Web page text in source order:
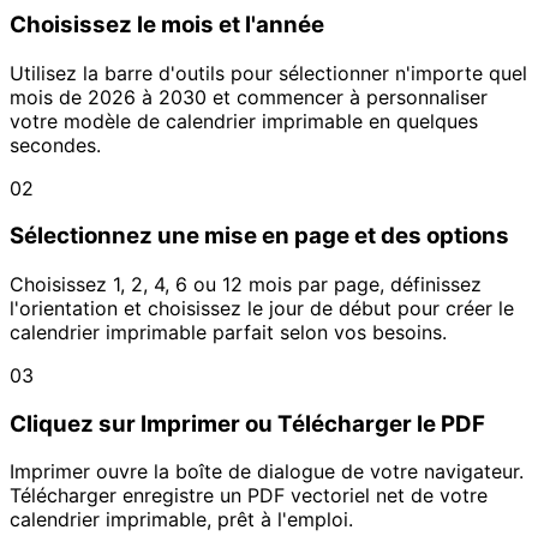
Choisissez le mois et l'année
Utilisez la barre d'outils pour sélectionner n'importe quel
mois de 2026 à 2030 et commencer à personnaliser
votre modèle de calendrier imprimable en quelques
secondes.
02
Sélectionnez une mise en page et des options
Choisissez 1, 2, 4, 6 ou 12 mois par page, définissez
l'orientation et choisissez le jour de début pour créer le
calendrier imprimable parfait selon vos besoins.
03
Cliquez sur Imprimer ou Télécharger le PDF
Imprimer ouvre la boîte de dialogue de votre navigateur.
Télécharger enregistre un PDF vectoriel net de votre
calendrier imprimable, prêt à l'emploi.